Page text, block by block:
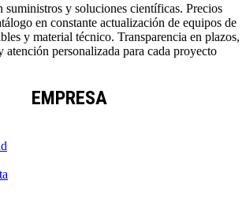
suministros y soluciones científicas. Precios
en constante actualización de equipos de
y material técnico. Transparencia en plazos,
atención personalizada para cada proyecto
EMPRESA